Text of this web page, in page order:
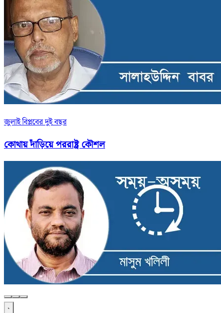
জুলাই বিপ্লবের দুই বছর
কোথায় দাঁড়িয়ে পররাষ্ট্র কৌশল